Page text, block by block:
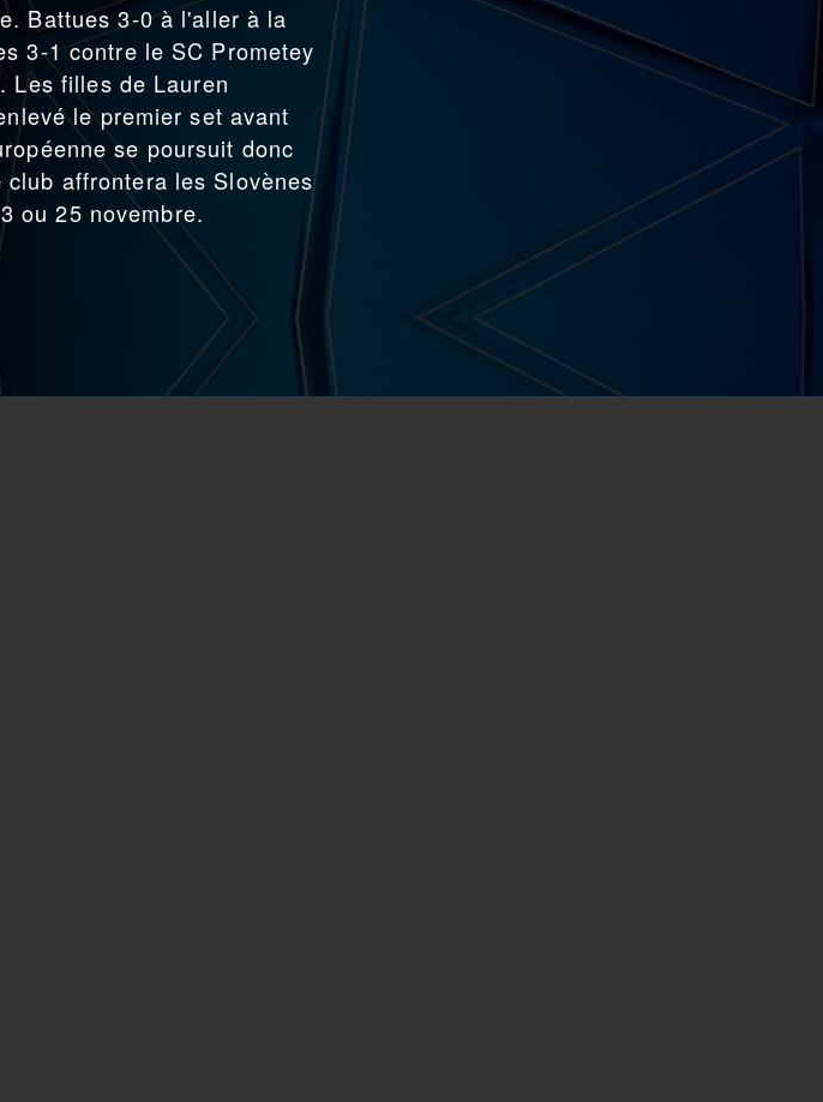
Battues 3-0 à l'aller à la
3-1 contre le SC Prometey
Les filles de Lauren
le premier set avant
se poursuit donc
affrontera les Slovènes
ou 25 novembre.